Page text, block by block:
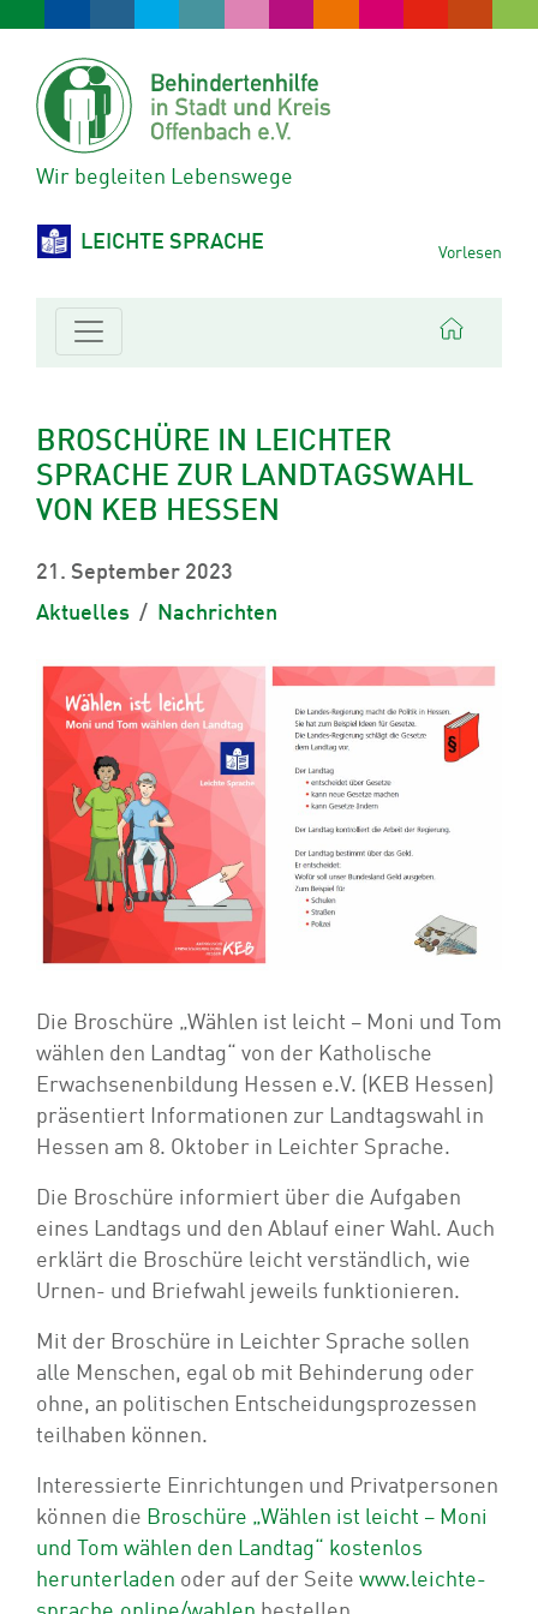
Wir begleiten Lebenswege
LEICHTE SPRACHE Vorlesen
BROSCHÜRE IN LEICHTER
SPRACHE ZUR LANDTAGSWAHL
VON KEB HESSEN
21. September 2023
Aktuelles
Nachrichten
Die Broschüre „Wählen ist leicht – Moni und Tom
wählen den Landtag“ von der Katholische
Erwachsenenbildung Hessen e.V. (KEB Hessen)
präsentiert Informationen zur Landtagswahl in
Hessen am 8. Oktober in Leichter Sprache.
Die Broschüre informiert über die Aufgaben
eines Landtags und den Ablauf einer Wahl. Auch
erklärt die Broschüre leicht verständlich, wie
Urnen- und Briefwahl jeweils funktionieren.
Mit der Broschüre in Leichter Sprache sollen
alle Menschen, egal ob mit Behinderung oder
ohne, an politischen Entscheidungsprozessen
teilhaben können.
Interessierte Einrichtungen und Privatpersonen
können die Broschüre „Wählen ist leicht – Moni
und Tom wählen den Landtag“ kostenlos
herunterladen oder auf der Seite www.leichte-